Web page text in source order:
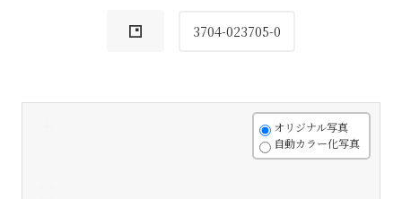
3704-023705-0
オリジナル写真
自動カラー化写真